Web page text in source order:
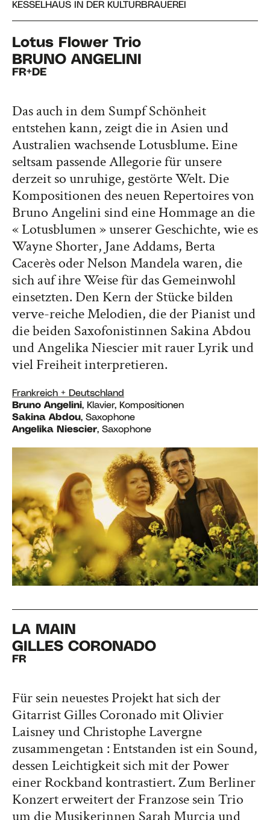
KESSELHAUS IN DER KULTURBRAUEREI
Lotus Flower Trio
BRUNO ANGELINI
FR+DE
Das auch in dem Sumpf Schönheit
entstehen kann, zeigt die in Asien und
Australien wachsende Lotusblume. Eine
seltsam passende Allegorie für unsere
derzeit so unruhige, gestörte Welt. Die
Kompositionen des neuen Repertoires von
Bruno Angelini sind eine Hommage an die
« Lotusblumen » unserer Geschichte, wie es
Wayne Shorter, Jane Addams, Berta
Cacerès oder Nelson Mandela waren, die
sich auf ihre Weise für das Gemeinwohl
einsetzten. Den Kern der Stücke bilden
verve-reiche Melodien, die der Pianist und
die beiden Saxofonistinnen Sakina Abdou
und Angelika Niescier mit rauer Lyrik und
viel Freiheit interpretieren.
Frankreich + Deutschland
Bruno Angelini, Klavier, Kompositionen
Sakina Abdou, Saxophone
Angelika Niescier, Saxophone
LA MAIN
GILLES CORONADO
FR
Für sein neuestes Projekt hat sich der
Gitarrist Gilles Coronado mit Olivier
Laisney und Christophe Lavergne
zusammengetan : Entstanden ist ein Sound,
dessen Leichtigkeit sich mit der Power
einer Rockband kontrastiert. Zum Berliner
Konzert erweitert der Franzose sein Trio
um die Musikerinnen Sarah Murcia und